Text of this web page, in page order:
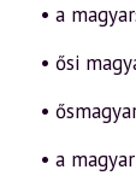
• a
• ősi
•
• a